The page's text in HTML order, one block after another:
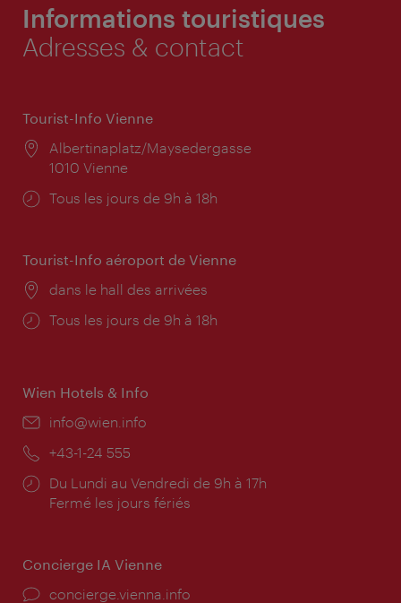
Informations touristiques
Adresses & contact
Tourist-Info Vienne
Lieu:
Albertinaplatz/Maysedergasse
1010 Vienne
Horaires
Tous les jours de 9h à 18h
Tourist-Info aéroport de Vienne
Lieu:
dans le hall des arrivées
Horaires
Tous les jours de 9h à 18h
Wien Hotels & Info
E-
info@wien.info
Téléphone:
+43-1-24 555
Horaires
d'ouverture:
Du Lundi au Vendredi de 9h à 17h
Fermé les jours fériés
Concierge IA Vienne
Ort:
concierge.vienna.info